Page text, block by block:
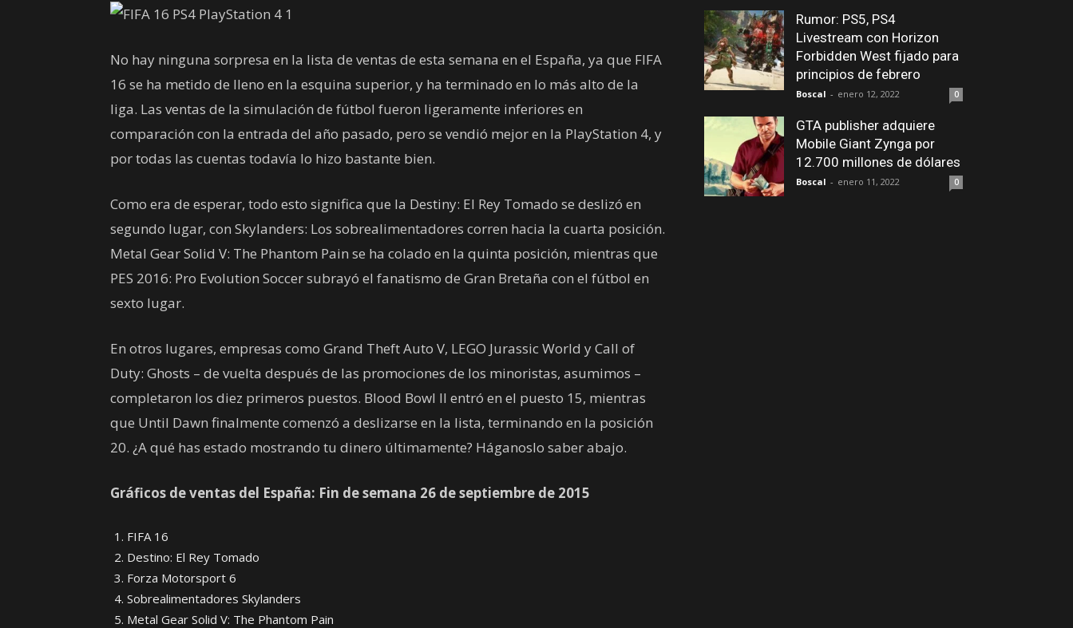
No hay ninguna sorpresa en la lista de ventas de esta semana en el España, ya que FIFA
16 se ha metido de lleno en la esquina superior, y ha terminado en lo más alto de la
liga. Las ventas de la simulación de fútbol fueron ligeramente inferiores en
comparación con la entrada del año pasado, pero se vendió mejor en la PlayStation 4, y
por todas las cuentas todavía lo hizo bastante bien.
Como era de esperar, todo esto significa que la Destiny: El Rey Tomado se deslizó en
segundo lugar, con Skylanders: Los sobrealimentadores corren hacia la cuarta posición.
Metal Gear Solid V: The Phantom Pain se ha colado en la quinta posición, mientras que
PES 2016: Pro Evolution Soccer subrayó el fanatismo de Gran Bretaña con el fútbol en
sexto lugar.
En otros lugares, empresas como Grand Theft Auto V, LEGO Jurassic World y Call of
Duty: Ghosts – de vuelta después de las promociones de los minoristas, asumimos –
completaron los diez primeros puestos. Blood Bowl II entró en el puesto 15, mientras
que Until Dawn finalmente comenzó a deslizarse en la lista, terminando en la posición
20. ¿A qué has estado mostrando tu dinero últimamente? Háganoslo saber abajo.
Gráficos de ventas del España: Fin de semana 26 de septiembre de 2015
FIFA 16
Destino: El Rey Tomado
Forza Motorsport 6
Sobrealimentadores Skylanders
Metal Gear Solid V: The Phantom Pain
Rumor: PS5, PS4
Livestream con Horizon
Forbidden West fijado para
principios de febrero
Boscal - enero 12, 2022 0
GTA publisher adquiere
Mobile Giant Zynga por
12.700 millones de dólares
Boscal - enero 11, 2022 0